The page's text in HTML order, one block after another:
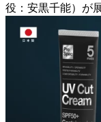
役：安黒千能）が